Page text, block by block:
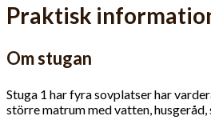
Praktisk
Om stugan
Stuga 1 har fyra sovplatser har
större matrum med vatten,